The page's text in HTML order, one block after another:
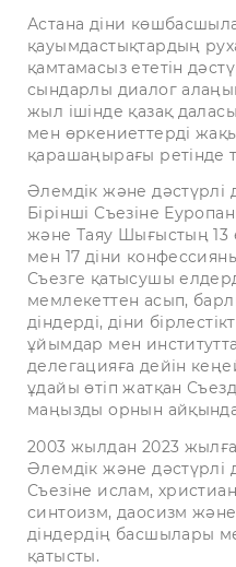
Астана діни
қауымдастықтардың
қамтамасыз ететін
сындарлы диалог
жыл ішінде қазақ
мен өркениеттерді
қарашаңырағы ретінде
Әлемдік және дәстүрлі
Бірінші Съезіне
және Таяу Шығыстың 13
мен 17 діни
Съезге қатысушы
мемлекеттен асып,
діндерді, діни
ұйымдар мен
делегацияға дейін
ұдайы өтіп жатқан
маңызды орнын
2003 жылдан 2023
Әлемдік және дәстүрлі
Съезіне ислам,
синтоизм, даосизм және
діндердің басшылары
қатысты.